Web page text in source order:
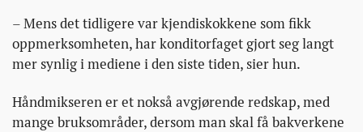
– Mens det tidligere var kjendiskokkene som fikk
oppmerksomheten, har konditorfaget gjort seg langt
mer synlig i mediene i den siste tiden, sier hun.
Håndmikseren er et nokså avgjørende redskap, med
mange bruksområder, dersom man skal få bakverkene